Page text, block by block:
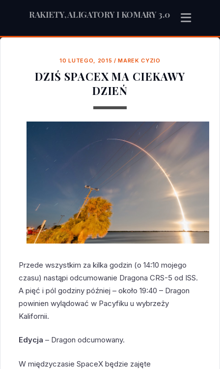
RAKIETY, ALIGATORY I KOMARY 3.0
10 LUTEGO, 2015 /MAREK CYZIO
DZIŚ SPACEX MA CIEKAWY
DZIEŃ
Przede wszystkim za kilka godzin (o 14:10 mojego
czasu) nastąpi odcumowanie Dragona CRS-5 od ISS.
A pięć i pól godziny później – około 19:40 – Dragon
powinien wylądować w Pacyfiku u wybrzeży
Kalifornii.
Edycja – Dragon odcumowany.
W międzyczasie SpaceX będzie zajęte